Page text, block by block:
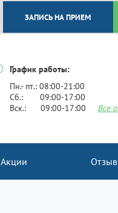
ЗАПИСЬ НА ПРИЕМ
График работы:
Пн.- пт.: 08:00-21:00
Сб.: 09:00-17:00
Вск.: 09:00-17:00
Все
Акции